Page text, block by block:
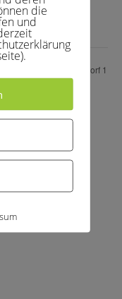
00 – TC RW Troisdorf 1
die
und